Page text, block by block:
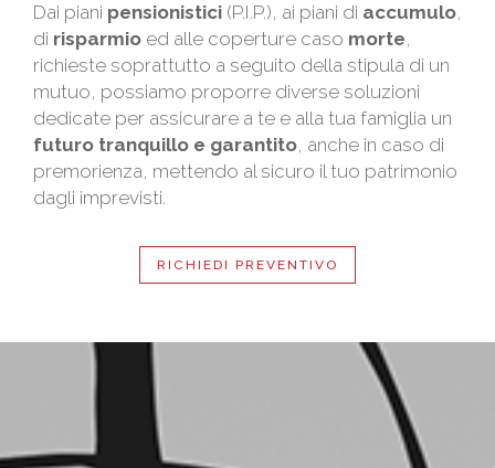
Dai piani pensionistici (P.I.P.), ai piani di accumulo,
di risparmio ed alle coperture caso morte,
richieste soprattutto a seguito della stipula di un
mutuo, possiamo proporre diverse soluzioni
dedicate per assicurare a te e alla tua famiglia un
futuro tranquillo e garantito, anche in caso di
premorienza, mettendo al sicuro il tuo patrimonio
dagli imprevisti.
RICHIEDI PREVENTIVO